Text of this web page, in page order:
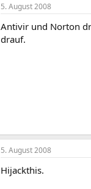
5. August 2008
Antivir und Norton
drauf.
5. August 2008
Hijackthis.